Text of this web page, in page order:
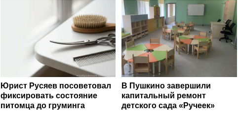
Юрист Русяев посоветовал
фиксировать состояние
питомца до груминга
В Пушкино завершили
капитальный ремонт
детского сада «Ручеек»